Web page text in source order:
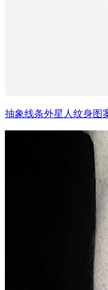
抽象线条外星人纹身图